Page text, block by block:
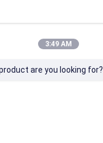
3:49 AM
are you looking for?